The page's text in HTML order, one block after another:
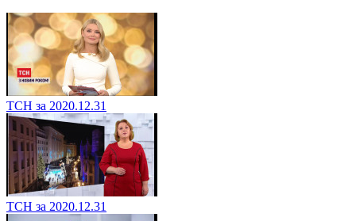
ТСН за 2020.12.31
ТСН за 2020.12.31